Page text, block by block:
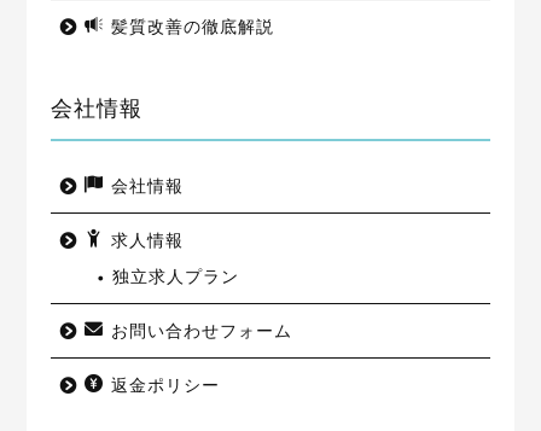
髪質改善の徹底解説
会社情報
会社情報
求人情報
独立求人プラン
お問い合わせフォーム
返金ポリシー